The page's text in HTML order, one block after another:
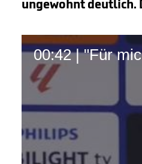
ungewohnt deutlich.
00:42 | "Für